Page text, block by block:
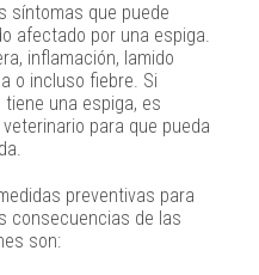
síntomas que puede
afectado por una espiga.
inflamación, lamido
o incluso fiebre. Si
una espiga, es
para que pueda
preventivas para
consecuencias de las
son: